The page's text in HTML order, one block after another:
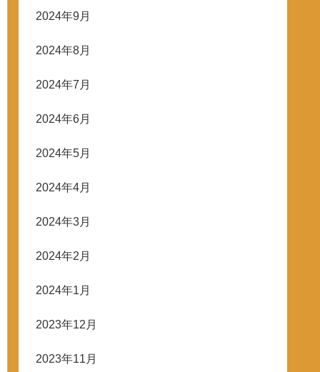
2024年9月
2024年8月
2024年7月
2024年6月
2024年5月
2024年4月
2024年3月
2024年2月
2024年1月
2023年12月
2023年11月